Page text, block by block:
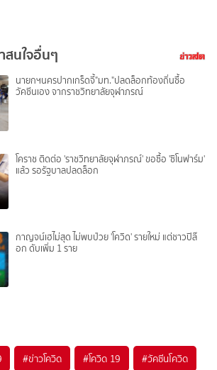
นใจอื่นๆ
นายกฯนครปากเกร็ดจี้"มท."ปลดล็อกท้องถิ่นซื้อ
วัคซีนเอง จากราชวิทยาลัยจุฬาภรณ์
โคราช ติดต่อ 'ราชวิทยาลัยจุฬาภรณ์' ขอซื้อ 'ซิโนฟาร์ม'
แล้ว รอรัฐบาลปลดล็อก
กาญจน์เฮไม่สุด ไม่พบป่วย 'โควิด' รายใหม่ แต่ชาวปิล๊
อก ดับเพิ่ม 1 ราย
#ข่าวโควิด #โควิด 19 #วัคซีนโควิด